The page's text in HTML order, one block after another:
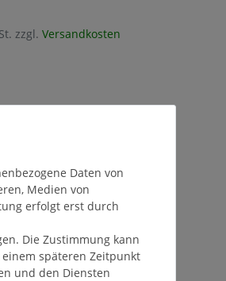
zzgl. Versandkosten
Daten von
Medien von
erfolgt erst durch
Die Zustimmung kann
späteren Zeitpunkt
und den Diensten